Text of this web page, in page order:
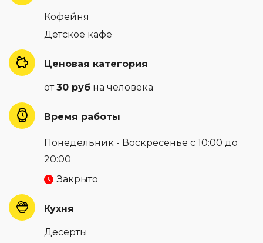
Кофейня
Детское кафе
Ценовая категория
от30 руб на человека
Время работы
Понедельник - Воскресенье с 10:00 до
20:00
Закрыто
Кухня
Десерты